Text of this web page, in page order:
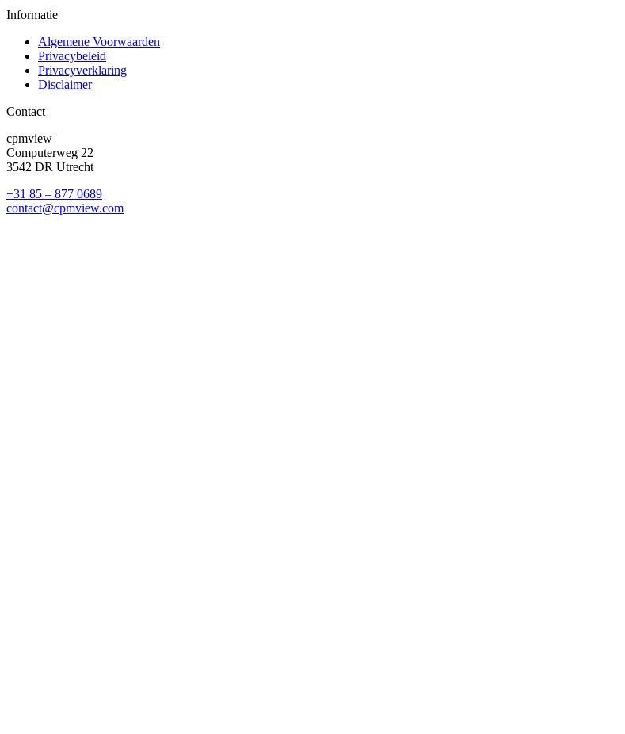
Informatie
Algemene Voorwaarden
Privacybeleid
Privacyverklaring
Disclaimer
Contact
cpmview
Computerweg 22
3542 DR Utrecht
+31 85 – 877 0689
contact@cpmview.com